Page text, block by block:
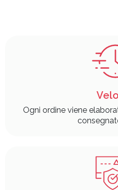
Ogni ordine viene